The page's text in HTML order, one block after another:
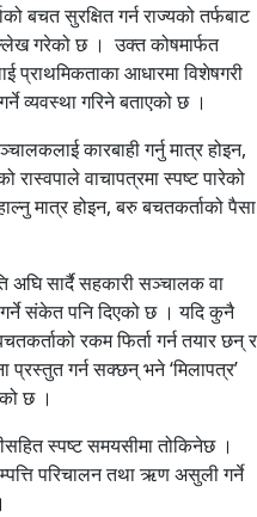
बचत सुरक्षित गर्न राज्यको तर्फबाट
गरेको छ । उक्त कोषमार्फत
प्राथमिकताका आधारमा विशेषगरी
व्यवस्था गरिने बताएको छ ।
कारबाही गर्नु मात्र होइन,
रास्वपाले वाचापत्रमा स्पष्ट पारेको
मात्र होइन, बरु बचतकर्ताको पैसा
अघि सार्दै सहकारी सञ्चालक वा
संकेत पनि दिएको छ । यदि कुनै
रकम फिर्ता गर्न तयार छन् र
प्रस्तुत गर्न सक्छन् भने ‘मिलापत्र’
छ ।
स्पष्ट समयसीमा तोकिनेछ ।
परिचालन तथा ऋण असुली गर्ने